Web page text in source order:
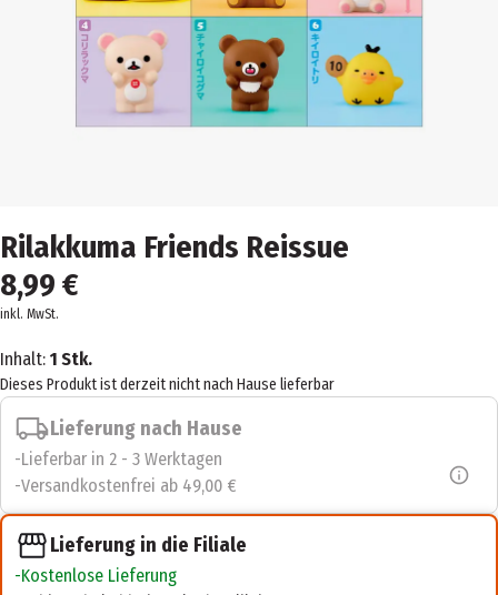
Rilakkuma Friends Reissue
8,99 €
inkl. MwSt.
Inhalt: 1 Stk.
Dieses Produkt ist derzeit nicht nach Hause lieferbar
Lieferung nach Hause
Lieferbar in 2 - 3 Werktagen
Versandkostenfrei ab 49,00 €
Lieferung in die Filiale
Kostenlose Lieferung